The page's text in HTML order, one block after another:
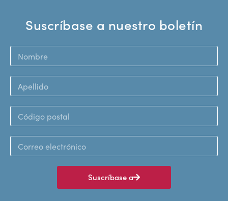
Suscríbase a nuestro boletín
Suscríbase a